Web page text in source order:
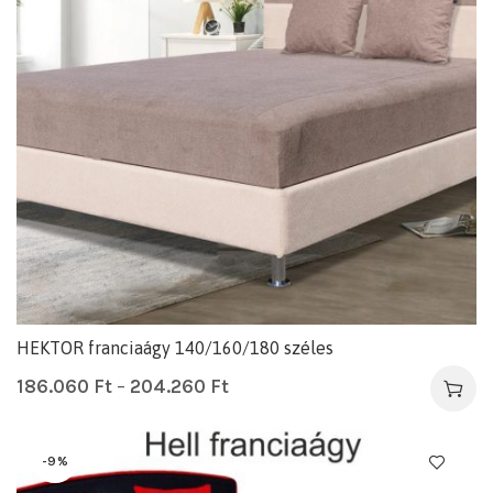
HEKTOR franciaágy 140/160/180 széles
186.060 Ft – 204.260 Ft
-9%